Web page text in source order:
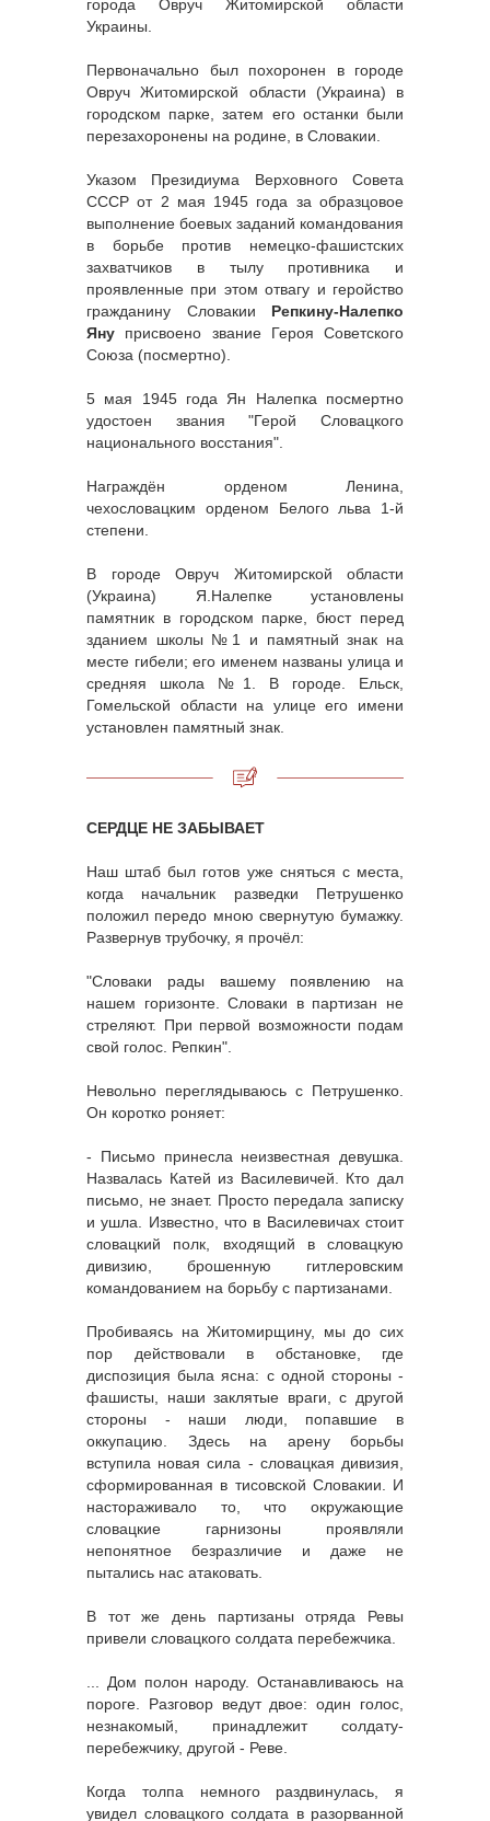
города Овруч Житомирской области
Украины.
Первоначально был похоронен в городе
Овруч Житомирской области (Украина) в
городском парке, затем его останки были
перезахоронены на родине, в Словакии.
Указом Президиума Верховного Совета
СССР от 2 мая 1945 года за образцовое
выполнение боевых заданий командования
в борьбе против немецко-фашистских
захватчиков в тылу противника и
проявленные при этом отвагу и геройство
гражданину Словакии Репкину-Налепко
Яну присвоено звание Героя Советского
Союза (посмертно).
5 мая 1945 года Ян Налепка посмертно
удостоен звания "Герой Словацкого
национального восстания".
Награждён орденом Ленина,
чехословацким орденом Белого льва 1-й
степени.
В городе Овруч Житомирской области
(Украина) Я.Налепке установлены
памятник в городском парке, бюст перед
зданием школы №1 и памятный знак на
месте гибели; его именем названы улица и
средняя школа №1. В городе. Ельск,
Гомельской области на улице его имени
установлен памятный знак.
СЕРДЦЕ НЕ ЗАБЫВАЕТ
Наш штаб был готов уже сняться с места,
когда начальник разведки Петрушенко
положил передо мною свернутую бумажку.
Развернув трубочку, я прочёл:
"Словаки рады вашему появлению на
нашем горизонте. Словаки в партизан не
стреляют. При первой возможности подам
свой голос. Репкин".
Невольно переглядываюсь с Петрушенко.
Он коротко роняет:
- Письмо принесла неизвестная девушка.
Назвалась Катей из Василевичей. Кто дал
письмо, не знает. Просто передала записку
и ушла. Известно, что в Василевичах стоит
словацкий полк, входящий в словацкую
дивизию, брошенную гитлеровским
командованием на борьбу с партизанами.
Пробиваясь на Житомирщину, мы до сих
пор действовали в обстановке, где
диспозиция была ясна: с одной стороны -
фашисты, наши заклятые враги, с другой
стороны - наши люди, попавшие в
оккупацию. Здесь на арену борьбы
вступила новая сила - словацкая дивизия,
сформированная в тисовской Словакии. И
настораживало то, что окружающие
словацкие гарнизоны проявляли
непонятное безразличие и даже не
пытались нас атаковать.
В тот же день партизаны отряда Ревы
привели словацкого солдата перебежчика.
... Дом полон народу. Останавливаюсь на
пороге. Разговор ведут двое: один голос,
незнакомый, принадлежит солдату-
перебежчику, другой - Реве.
Когда толпа немного раздвинулась, я
увидел словацкого солдата в разорванной